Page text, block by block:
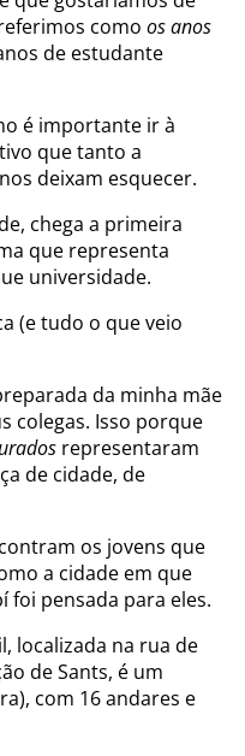
como os anos
de estudante
é importante ir à
que tanto a
deixam esquecer.
chega a primeira
que representa
universidade.
(e tudo o que veio
da minha mãe
colegas. Isso porque
representaram
de cidade, de
os jovens que
a cidade em que
foi pensada para eles.
localizada na rua de
de Sants, é um
com 16 andares e